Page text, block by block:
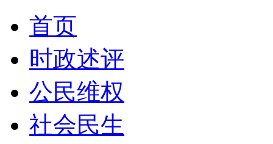
首页
时政述评
公民维权
社会民生